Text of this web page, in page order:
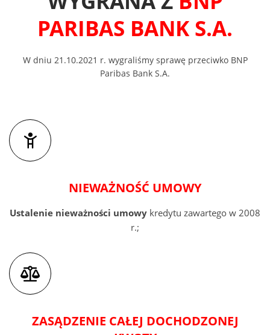
PARIBAS BANK S.A.
W dniu 21.10.2021 r. wygraliśmy sprawę przeciwko BNP
Paribas Bank S.A.
NIEWAŻNOŚĆ UMOWY
Ustalenie nieważności umowy kredytu zawartego w 2008
r.;
ZASĄDZENIE CAŁEJ DOCHODZONEJ